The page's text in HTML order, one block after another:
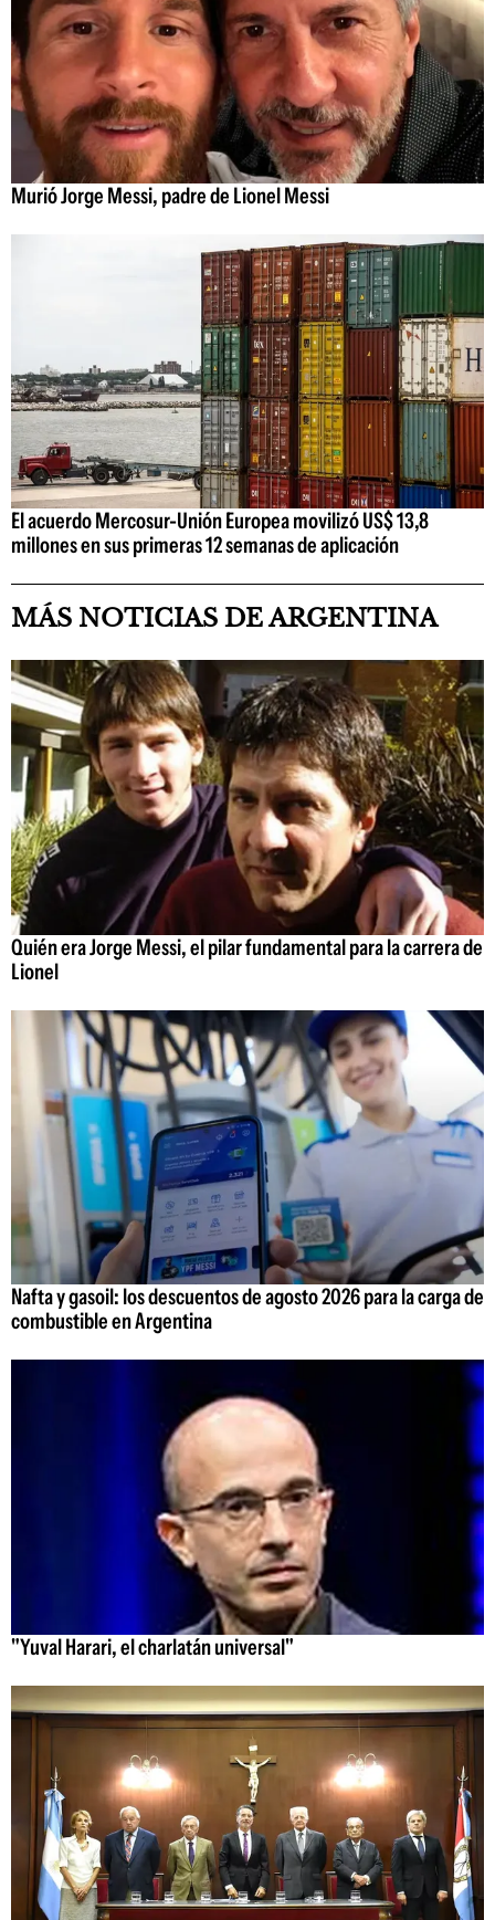
Murió Jorge Messi, padre de Lionel Messi
El acuerdo Mercosur-Unión Europea movilizó US$ 13,8
millones en sus primeras 12 semanas de aplicación
MÁS NOTICIAS DE ARGENTINA
Quién era Jorge Messi, el pilar fundamental para la carrera de
Lionel
Nafta y gasoil: los descuentos de agosto 2026 para la carga de
combustible en Argentina
"Yuval Harari, el charlatán universal"